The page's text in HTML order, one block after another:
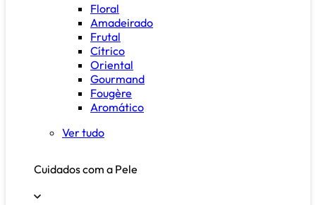
Floral
Amadeirado
Frutal
Cítrico
Oriental
Gourmand
Fougère
Aromático
Ver tudo
Cuidados com a Pele